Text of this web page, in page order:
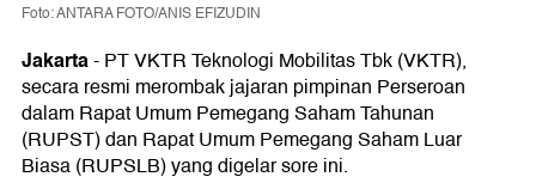
Foto: ANTARA FOTO/ANIS EFIZUDIN
Jakarta-PT VKTR Teknologi Mobilitas Tbk (VKTR),
secara resmi merombak jajaran pimpinan Perseroan
dalam Rapat Umum Pemegang Saham Tahunan
(RUPST) dan Rapat Umum Pemegang Saham Luar
Biasa (RUPSLB) yang digelar sore ini.